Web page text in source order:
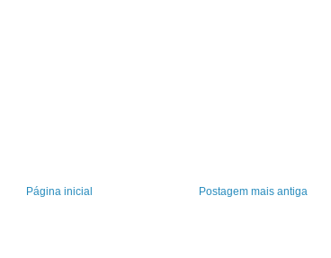
Postagem mais antiga
Página inicial